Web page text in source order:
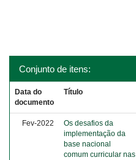
Conjunto de itens:
Data do
documento
Título
Fev-2022
Os desafios da
implementação da
base nacional
comum curricular nas